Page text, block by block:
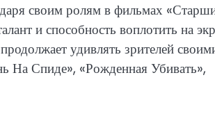
своим ролям в фильмах
и способность воплотить на
удивлять зрителей
На Спиде», «Рожденная Убивать»,